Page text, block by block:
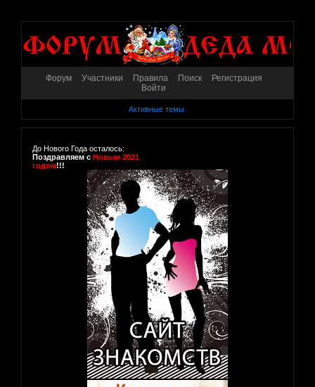
Форум Участники Правила Поиск
Регистрация
Войти
Активные темы
До Нового Года осталось:
Поздравляем с Новым 2021
годом!!!